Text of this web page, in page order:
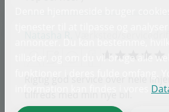
Rigtig god service over hele
tilfreds med min nye bil.
annoncer. Du kan bestemme,
tillader, og om du vil bruge alle
funktioner i deres fulde omfang.
information kan findes i vores